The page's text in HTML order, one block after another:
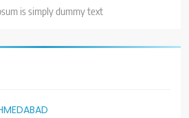
is simply dummy text